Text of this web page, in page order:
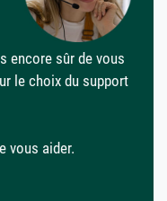
encore sûr de vous
le choix du support
vous aider.